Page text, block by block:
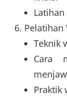
Pelatihan
Teknik
Cara
Praktik